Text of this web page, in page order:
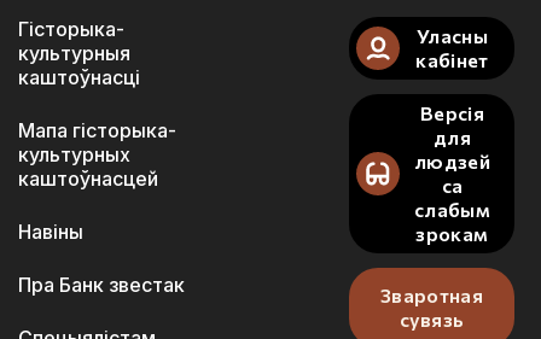
Гісторыка-
культурныя
каштоўнасці
Мапа гісторыка-
культурных
каштоўнасцей
Навіны
Пра Банк звестак
Уласны
кабінет
Версія
для
людзей
са
слабым
зрокам
Зваротная
сувязь